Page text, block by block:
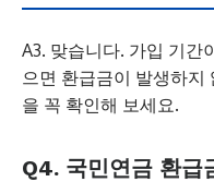
A3. 맞습니다. 가입 기간
으면 환급금이 발생하지
을 꼭 확인해 보세요.
Q4. 국민연금 환급